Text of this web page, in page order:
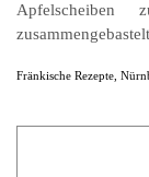
Apfelscheiben
Fränkische Rezepte